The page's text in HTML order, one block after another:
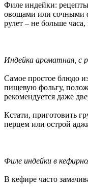
Филе индейки:
овощами или сочными
рулет – не больше
Индейка ароматная, с
Самое простое блюдо
пищевую фольгу,
рекомендуется даже
Кстати, приготовить
перцем или острой
Филе индейки в
В кефире часто